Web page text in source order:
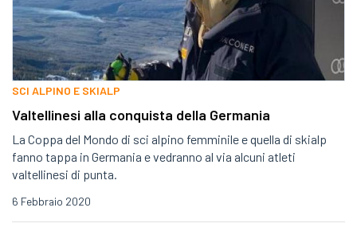
SCI ALPINO E SKIALP
Valtellinesi alla conquista della Germania
La Coppa del Mondo di sci alpino femminile e quella di skialp
fanno tappa in Germania e vedranno al via alcuni atleti
valtellinesi di punta.
6 Febbraio 2020